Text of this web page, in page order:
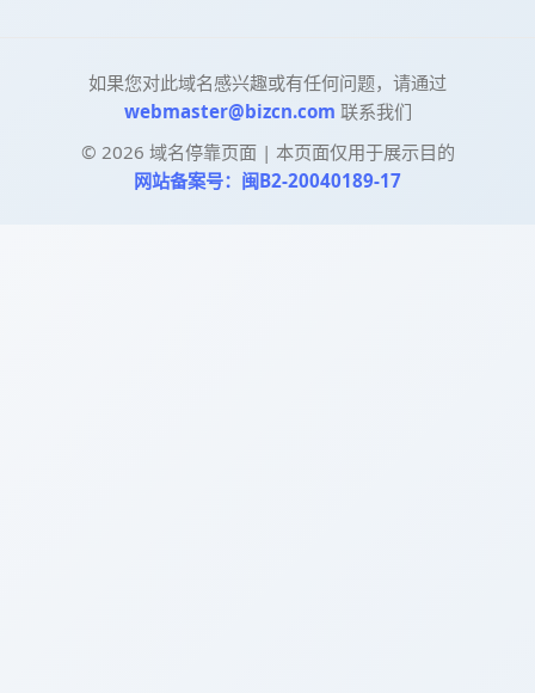
如果您对此域名感兴趣或有任何问题，请通过
webmaster@bizcn.com 联系我们
© 2026 域名停靠页面 | 本页面仅用于展示目的
网站备案号：闽B2-20040189-17